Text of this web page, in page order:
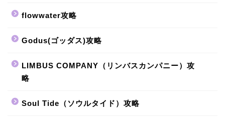
flowwater攻略
Godus(ゴッダス)攻略
LIMBUS COMPANY（リンバスカンパニー）攻
略
Soul Tide（ソウルタイド）攻略